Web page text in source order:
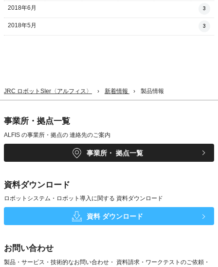
2018年6月 3
2018年5月 3
JRC ロボットSIer〈アルフィス〉 新着情報 製品情報
事業所・拠点一覧
ALFIS の事業所・拠点の 連絡先のご案内
事業所・ 拠点一覧
資料ダウンロード
ロボットシステム・ロボット導入に関する 資料ダウンロード
資料 ダウンロード
お問い合わせ
製品・サービス・技術的なお問い合わせ・
資料請求・ワークテストのご依頼・